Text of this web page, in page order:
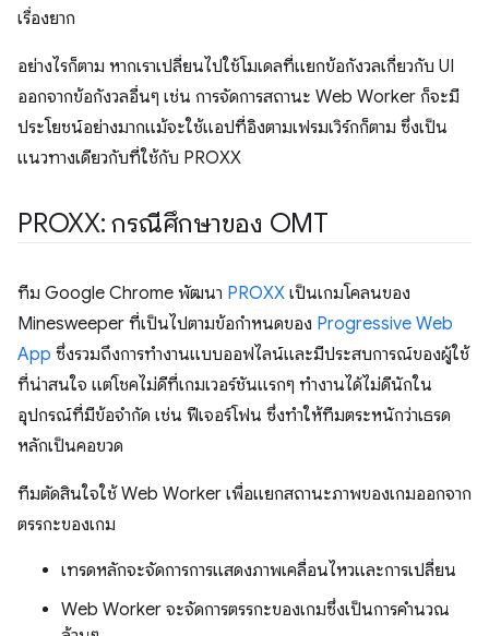
เรื่องยาก
อย่างไรก็ตาม หากเราเปลี่ยนไปใช้โมเดลที่แยกข้อกังวลเกี่ยวกับ UI
ออกจากข้อกังวลอื่นๆ เช่น การจัดการสถานะ Web Worker ก็จะมี
ประโยชน์อย่างมากแม้จะใช้แอปที่อิงตามเฟรมเวิร์กก็ตาม ซึ่งเป็น
แนวทางเดียวกับที่ใช้กับ PROXX
PROXX: กรณีศึกษาของ OMT
ทีม Google Chrome พัฒนา PROXX เป็นเกมโคลนของ
Minesweeper ที่เป็นไปตามข้อกำหนดของ Progressive Web
App ซึ่งรวมถึงการทำงานแบบออฟไลน์และมีประสบการณ์ของผู้ใช้
ที่น่าสนใจ แต่โชคไม่ดีที่เกมเวอร์ชันแรกๆ ทำงานได้ไม่ดีนักใน
อุปกรณ์ที่มีข้อจำกัด เช่น ฟีเจอร์โฟน ซึ่งทำให้ทีมตระหนักว่าเธรด
หลักเป็นคอขวด
ทีมตัดสินใจใช้ Web Worker เพื่อแยกสถานะภาพของเกมออกจาก
ตรรกะของเกม
เทรดหลักจะจัดการการแสดงภาพเคลื่อนไหวและการเปลี่ยน
Web Worker จะจัดการตรรกะของเกมซึ่งเป็นการคำนวณ